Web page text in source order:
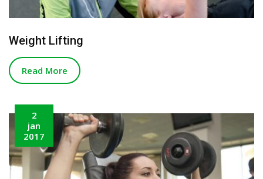
Weight Lifting
Read More
2
jan
2017